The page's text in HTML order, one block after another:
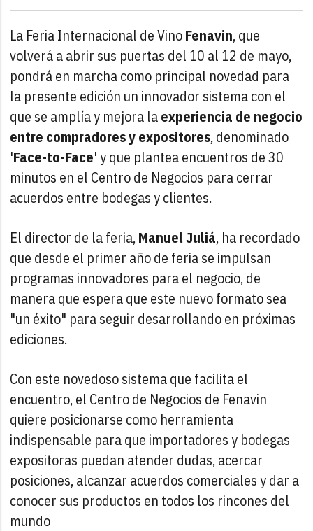
La Feria Internacional de VinoFenavin, que
volverá a abrir sus puertas del 10 al 12 de mayo,
pondrá en marcha como principal novedad para
la presente edición un innovador sistema con el
que se amplía y mejora laexperiencia de negocio
entre compradores y expositores, denominado
'Face-to-Face' y que plantea encuentros de 30
minutos en el Centro de Negocios para cerrar
acuerdos entre bodegas y clientes.
El director de la feria,Manuel Juliá, ha recordado
que desde el primer año de feria se impulsan
programas innovadores para el negocio, de
manera que espera que este nuevo formato sea
"un éxito" para seguir desarrollando en próximas
ediciones.
Con este novedoso sistema que facilita el
encuentro, el Centro de Negocios de Fenavin
quiere posicionarse como herramienta
indispensable para que importadores y bodegas
expositoras puedan atender dudas, acercar
posiciones, alcanzar acuerdos comerciales y dar a
conocer sus productos en todos los rincones del
mundo